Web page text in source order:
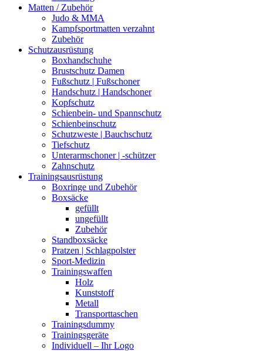
Matten / Zubehör
Judo & MMA
Kampfsportmatten verzahnt
Zubehör
Schutzausrüstung
Boxhandschuhe
Brustschutz Damen
Fußschutz | Fußschoner
Handschutz | Handschoner
Kopfschutz
Schienbein- und Spannschutz
Schienbeinschutz
Schutzweste | Bauchschutz
Tiefschutz
Unterarmschoner | -schützer
Zahnschutz
Trainingsausrüstung
Boxringe und Zubehör
Boxsäcke
gefüllt
ungefüllt
Zubehör
Standboxsäcke
Pratzen | Schlagpolster
Sport-Medizin
Trainingswaffen
Holz
Kunststoff
Metall
Transporttaschen
Trainingsdummy
Trainingsgeräte
Individuell – Ihr Logo